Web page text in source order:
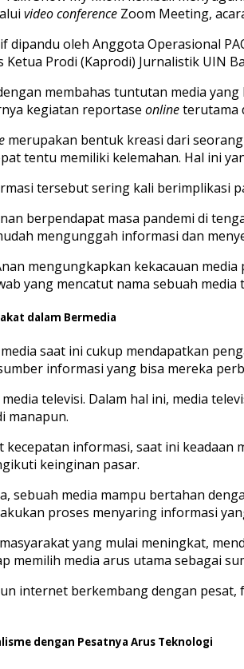
video conference Zoom Meeting,
dipandu oleh Anggota Operasional
Ketua Prodi (Kaprodi) Jurnalistik UIN
membahas tuntutan media
kegiatan reportase onlineterutama
merupakan bentuk kreasi dari
tentu memiliki kelemahan. Hal ini
tersebut sering kali berimplikasi
berpendapat masa pandemi di
mengunggah informasi dan
mengungkapkan kekacauan
yang mencatut nama sebuah
dalam Bermedia
saat ini cukup mendapatkan
informasi yang bisa mereka
televisi. Dalam hal ini, media
manapun.
kecepatan informasi, saat ini
keinginan pasar.
sebuah media mampu bertahan
proses menyaring informasi
yang mulai meningkat,
memilih media arus utama sebagai
internet berkembang dengan
dengan Pesatnya Arus Teknologi